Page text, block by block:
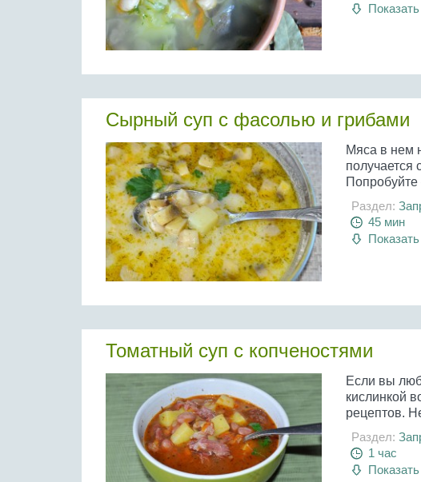
Сырный суп с фасолью и грибами
Мяса в нем
Раздел:
45 мин
Томатный суп с копченостями
Если вы
кислинкой
рецептов.
Раздел:
1 час